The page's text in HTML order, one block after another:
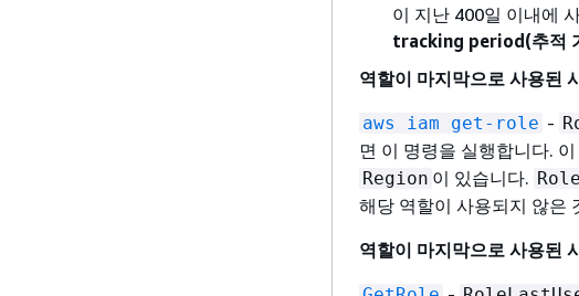
이 지난 400일 이내에
tracking period(추적
역할이 마지막으로 사용된
aws iam get-role -
면 이 명령을 실행합니다.
Region 이 있습니다.
해당 역할이 사용되지 않은
역할이 마지막으로 사용된